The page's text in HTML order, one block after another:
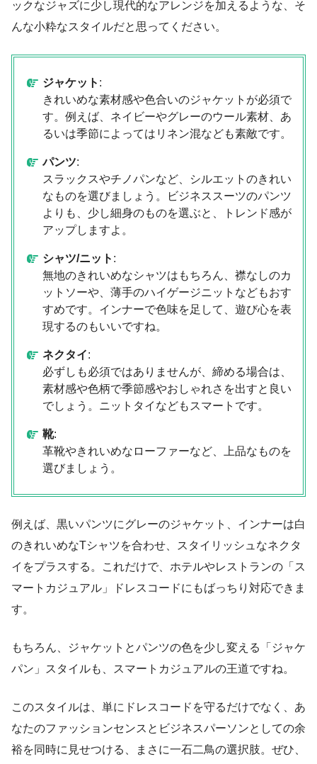
ックなジャズに少し現代的なアレンジを加えるような、そ
んな小粋なスタイルだと思ってください。
ジャケット :
きれいめな素材感や色合いのジャケットが必須で
す。例えば、ネイビーやグレーのウール素材、あ
るいは季節によってはリネン混なども素敵です。
パンツ:
スラックスやチノパンなど、シルエットのきれい
なものを選びましょう。ビジネススーツのパンツ
よりも、少し細身のものを選ぶと、トレンド感が
アップしますよ。
シャツ/ニット :
無地のきれいめなシャツはもちろん、襟なしのカ
ットソーや、薄手のハイゲージニットなどもおす
すめです。インナーで色味を足して、遊び心を表
現するのもいいですね。
ネクタイ:
必ずしも必須ではありませんが、締める場合は、
素材感や色柄で季節感やおしゃれさを出すと良い
でしょう。ニットタイなどもスマートです。
靴:
革靴やきれいめなローファーなど、上品なものを
選びましょう。
例えば、黒いパンツにグレーのジャケット、インナーは白
のきれいめなTシャツを合わせ、スタイリッシュなネクタ
イをプラスする。これだけで、ホテルやレストランの「ス
マートカジュアル」ドレスコードにもばっちり対応できま
す。
もちろん、ジャケットとパンツの色を少し変える「ジャケ
パン」スタイルも、スマートカジュアルの王道ですね。
このスタイルは、単にドレスコードを守るだけでなく、あ
なたのファッションセンスとビジネスパーソンとしての余
裕を同時に見せつける、まさに一石二鳥の選択肢。ぜひ、